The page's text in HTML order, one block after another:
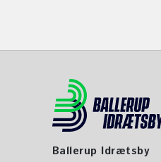
Ballerup Idrætsby